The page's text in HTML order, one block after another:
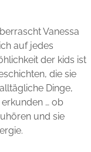
Vanessa
auf jedes
der kids ist
die sie
Dinge,
… ob
und sie